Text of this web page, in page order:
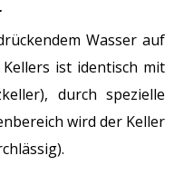
Wasser auf
ist identisch mit
durch spezielle
wird der Keller